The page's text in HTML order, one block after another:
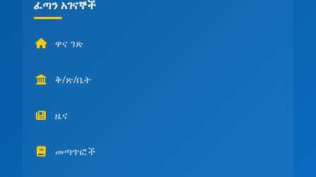
ፈጣን አገናኞች
ዋና ገጽ
ቅ/ጽ/ቤት
ዜና
መጣጥፎች